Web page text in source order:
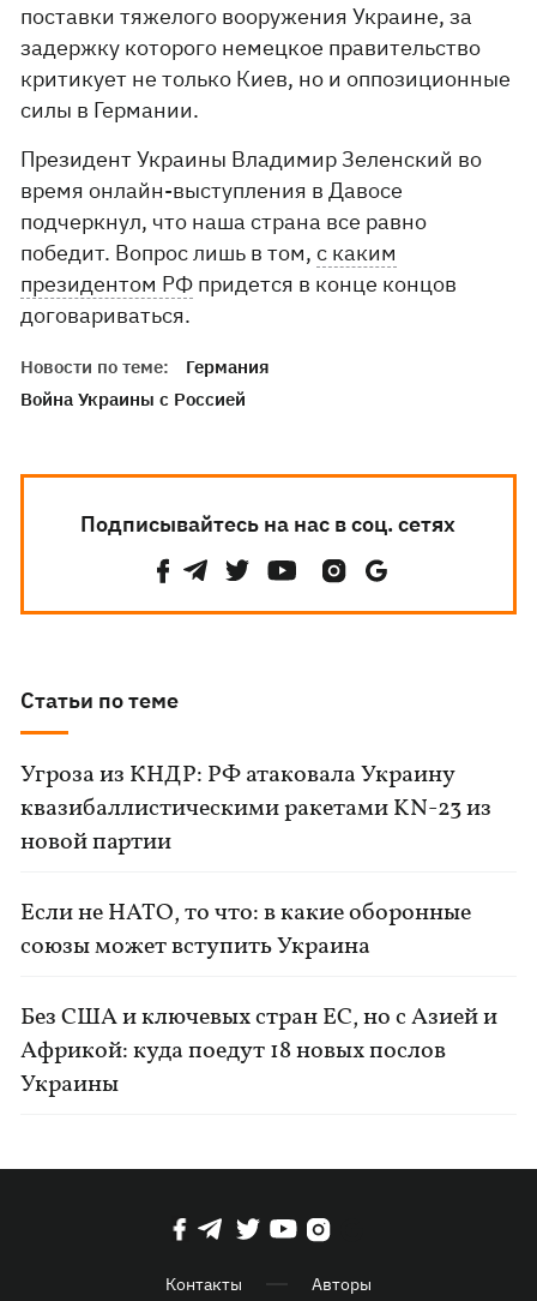
поставки тяжелого вооружения Украине, за
задержку которого немецкое правительство
критикует не только Киев, но и оппозиционные
силы в Германии.
Президент Украины Владимир Зеленский во
время онлайн-выступления в Давосе
подчеркнул, что наша страна все равно
победит. Вопрос лишь в том,с каким
президентом РФ придется в конце концов
договариваться.
Новости по теме:
Германия
Война Украины с Россией
Подписывайтесь на нас в соц. сетях
Статьи по теме
Угроза из КНДР: РФ атаковала Украину
квазибаллистическими ракетами KN-23 из
новой партии
Если не НАТО, то что: в какие оборонные
союзы может вступить Украина
Без США и ключевых стран ЕС, но с Азией и
Африкой: куда поедут 18 новых послов
Украины
Контакты Авторы